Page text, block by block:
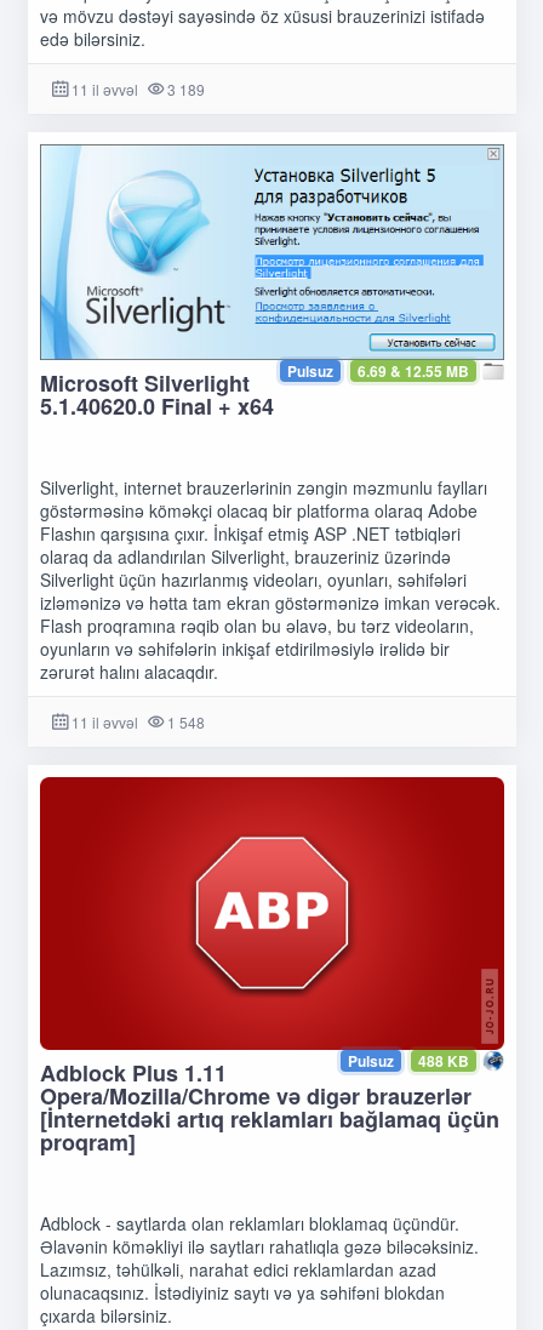
və mövzu dəstəyi sayəsində öz xüsusi brauzerinizi istifadə
edə bilərsiniz.
11 il əvvəl 3 189
6.69 & 12.55 MB
Pulsuz
Microsoft Silverlight
5.1.40620.0 Final + x64
Silverlight, internet brauzerlərinin zəngin məzmunlu faylları
göstərməsinə köməkçi olacaq bir platforma olaraq Adobe
Flashın qarşısına çıxır. İnkişaf etmiş ASP .NET tətbiqləri
olaraq da adlandırılan Silverlight, brauzeriniz üzərində
Silverlight üçün hazırlanmış videoları, oyunları, səhifələri
izləmənizə və hətta tam ekran göstərmənizə imkan verəcək.
Flash proqramına rəqib olan bu əlavə, bu tərz videoların,
oyunların və səhifələrin inkişaf etdirilməsiylə irəlidə bir
zərurət halını alacaqdır.
11 il əvvəl 1 548
488 KB
Pulsuz
Adblock Plus 1.11
Opera/Mozilla/Chrome və digər brauzerlər
[İnternetdəki artıq reklamları bağlamaq üçün
proqram]
Adblock - saytlarda olan reklamları bloklamaq üçündür.
Əlavənin köməkliyi ilə saytları rahatlıqla gəzə biləcəksiniz.
Lazımsız, təhülkəli, narahat edici reklamlardan azad
olunacaqsınız. İstədiyiniz saytı və ya səhifəni blokdan
çıxarda bilərsiniz.